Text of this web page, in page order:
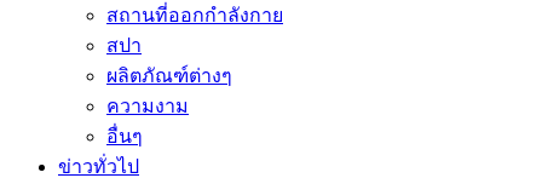
สถานที่ออกกำลังกาย
สปา
ผลิตภัณฑ์ต่างๆ
ความงาม
อื่นๆ
ข่าวทั่วไป